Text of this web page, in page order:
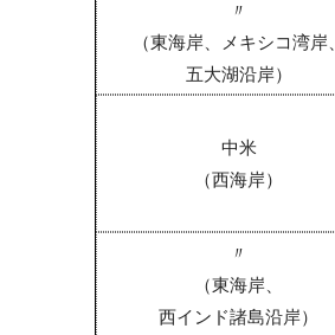
〃
（東海岸、メキシコ湾岸、
五大湖沿岸）
中米
（西海岸）
〃
（東海岸、
西インド諸島沿岸）